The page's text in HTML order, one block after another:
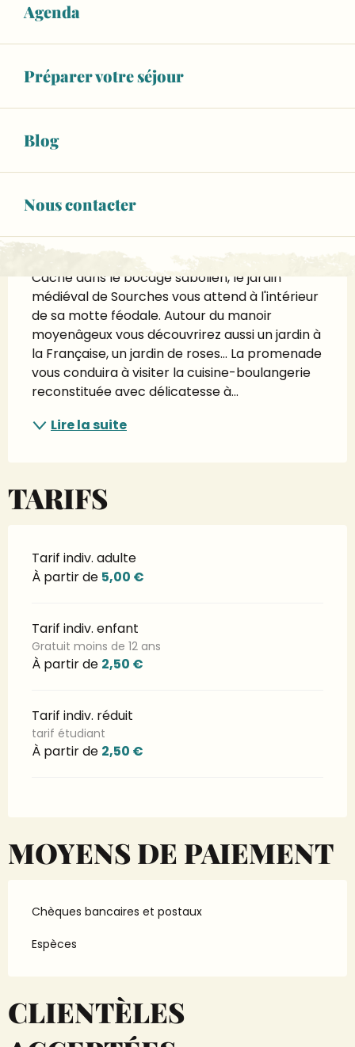
Agenda
Préparer votre séjour
Blog
Nous contacter
5,00 €
Tarif plein
Jardins et Manoir de Sourches
Caché dans le bocage sabolien, le jardin
médiéval de Sourches vous attend à l'intérieur
de sa motte féodale. Autour du manoir
moyenâgeux vous découvrirez aussi un jardin à
la Française, un jardin de roses... La promenade
vous conduira à visiter la cuisine-boulangerie
reconstituée avec délicatesse à...
Lire la suite
TARIFS
Tarif indiv. adulte
À partir de 5,00 €
Tarif indiv. enfant
Gratuit moins de 12 ans
À partir de 2,50 €
Tarif indiv. réduit
tarif étudiant
À partir de 2,50 €
MOYENS DE PAIEMENT
Chèques bancaires et postaux
Espèces
CLIENTÈLES